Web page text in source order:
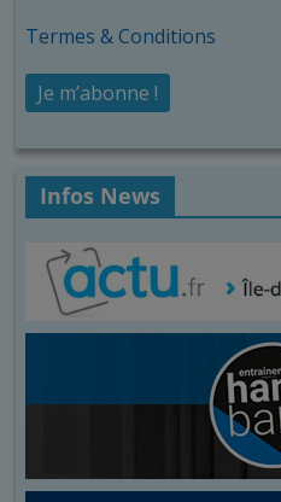
Termes & Conditions
Infos News